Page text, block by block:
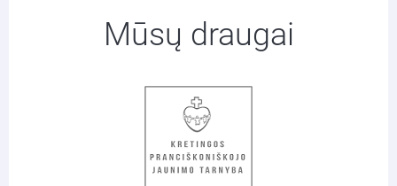
Mūsų draugai